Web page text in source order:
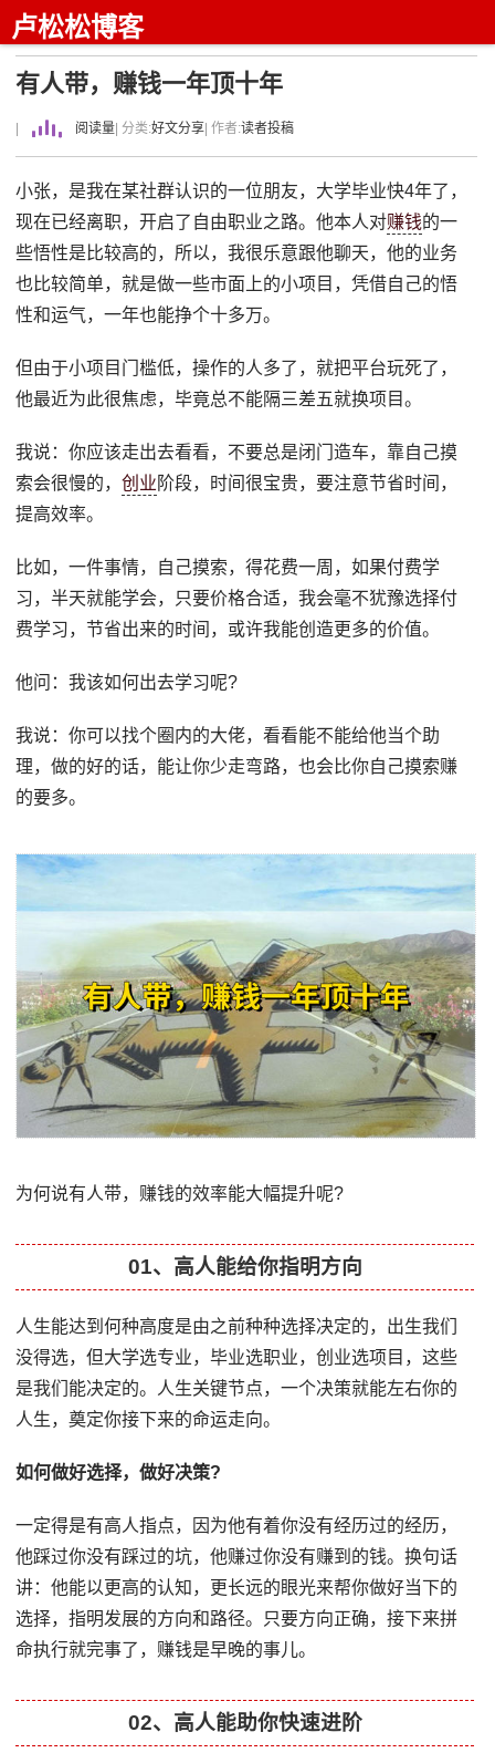
卢松松博客
有人带，赚钱一年顶十年
阅读量 | 分类:好文分享 | 作者:读者投稿
小张，是我在某社群认识的一位朋友，大学毕业快4年了，
现在已经离职，开启了自由职业之路。他本人对赚钱的一
些悟性是比较高的，所以，我很乐意跟他聊天，他的业务
也比较简单，就是做一些市面上的小项目，凭借自己的悟
性和运气，一年也能挣个十多万。
但由于小项目门槛低，操作的人多了，就把平台玩死了，
他最近为此很焦虑，毕竟总不能隔三差五就换项目。
我说：你应该走出去看看，不要总是闭门造车，靠自己摸
索会很慢的，创业 阶段，时间很宝贵，要注意节省时间，
提高效率。
比如，一件事情，自己摸索，得花费一周，如果付费学
习，半天就能学会，只要价格合适，我会毫不犹豫选择付
费学习，节省出来的时间，或许我能创造更多的价值。
他问：我该如何出去学习呢?
我说：你可以找个圈内的大佬，看看能不能给他当个助
理，做的好的话，能让你少走弯路，也会比你自己摸索赚
的要多。
为何说有人带，赚钱的效率能大幅提升呢?
01、高人能给你指明方向
人生能达到何种高度是由之前种种选择决定的，出生我们
没得选，但大学选专业，毕业选职业，创业选项目，这些
是我们能决定的。人生关键节点，一个决策就能左右你的
人生，奠定你接下来的命运走向。
如何做好选择，做好决策?
一定得是有高人指点，因为他有着你没有经历过的经历，
他踩过你没有踩过的坑，他赚过你没有赚到的钱。换句话
讲：他能以更高的认知，更长远的眼光来帮你做好当下的
选择，指明发展的方向和路径。只要方向正确，接下来拼
命执行就完事了，赚钱是早晚的事儿。
02、高人能助你快速进阶